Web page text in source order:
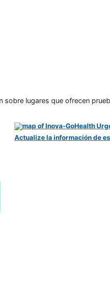
lugares que ofrecen
Actualize la información de